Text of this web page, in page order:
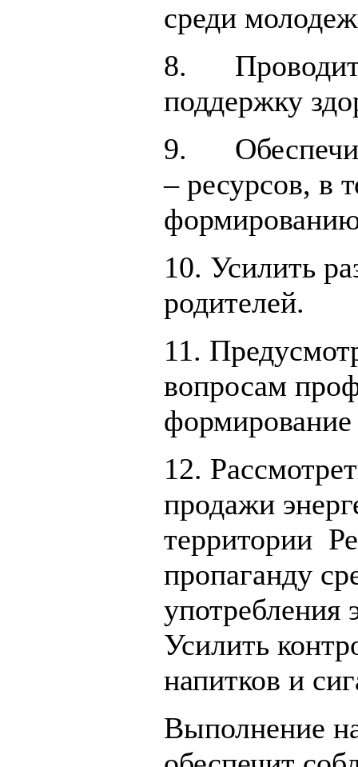
среди
8.
поддержку
9.
– ресурсов, в
10. Усилить
родителей.
11.
вопросам
формирование
12.
продажи
территории
пропаганду
употребления
Усилить
напитков и
Выполнение